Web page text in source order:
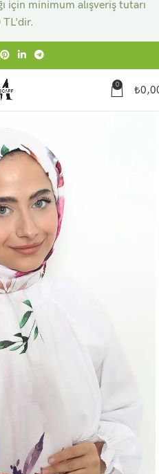
0 ₺
için minimum alışveriş tutarı
TL'dir.